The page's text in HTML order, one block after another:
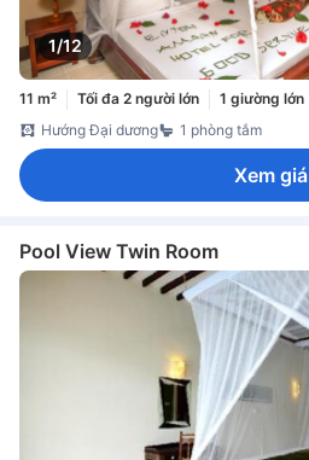
1/12
11 m² Tối đa 2 người lớn
1 giường lớn
Hướng Đại dương
1 phòng tắm
Xem giá
Pool View Twin Room